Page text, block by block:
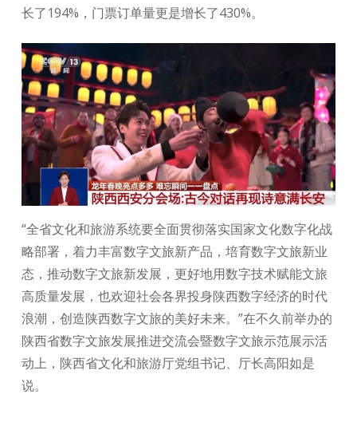
长了194%，门票订单量更是增长了430%。
“全省文化和旅游系统要全面贯彻落实国家文化数字化战
略部署，着力丰富数字文旅新产品，培育数字文旅新业
态，推动数字文旅新发展，更好地用数字技术赋能文旅
高质量发展，也欢迎社会各界投身陕西数字经济的时代
浪潮，创造陕西数字文旅的美好未来。”在不久前举办的
陕西省数字文旅发展推进交流会暨数字文旅示范展示活
动上，陕西省文化和旅游厅党组书记、厅长高阳如是
说。